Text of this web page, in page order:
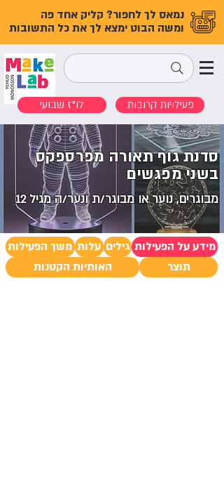
נמאס לך לחפור? קליק אחד פה
ומשה הבוט ימצא לך את כל התשובות
לו"ז שבועי פעילויות קרובות
סדנת גוף תאורה מפרספקס
בשני מפגשים
מבוגרים, נוער או מבוגר/ת ונער/ה מגיל 12
מידע על הפעילות גילים עלות משך הפעילות
תוצר
האותיות הקטנות